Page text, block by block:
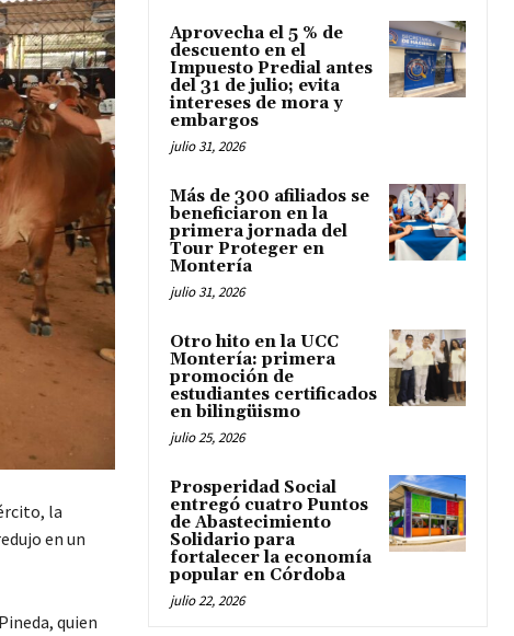
la
en un
quien
Aprovecha el 5 % de
descuento en el
Impuesto Predial antes
del 31 de julio; evita
intereses de mora y
embargos
julio 31, 2026
Más de 300 afiliados se
beneficiaron en la
primera jornada del
Tour Proteger en
Montería
julio 31, 2026
Otro hito en la UCC
Montería: primera
promoción de
estudiantes certificados
en bilingüismo
julio 25, 2026
Prosperidad Social
entregó cuatro Puntos
de Abastecimiento
Solidario para
fortalecer la economía
popular en Córdoba
julio 22, 2026